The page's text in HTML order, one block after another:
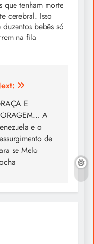
que tenham morte
cerebral. Isso
bebês só
na fila
E
A
e o
de
se Melo